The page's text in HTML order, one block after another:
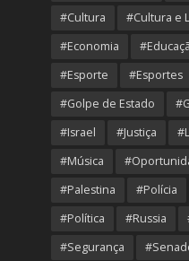
#Cultura
#Cultura e
#Economia
#Esporte
#Esportes
#Golpe de Estado
#Israel
#Justiça
#Música
#Palestina
#Polícia
#Política
#Russia
#Segurança